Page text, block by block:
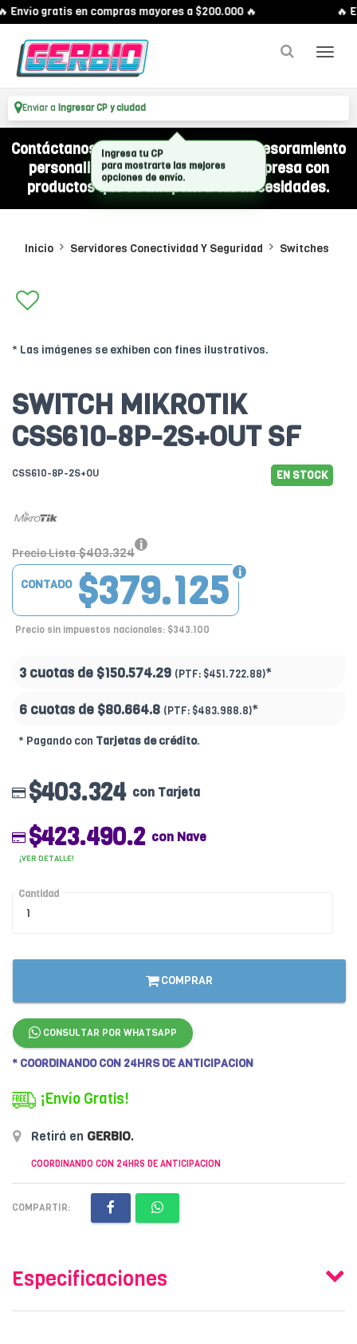
Envío gratis en compras mayores a $200.000 🔥 🔥
Enviar a Ingresar CP y ciudad
Contáctanos por WhatsApp y recibí asesoramiento
personalizado para equipar a tu empresa con
productos que se adapten a tus necesidades.
Inicio Servidores Conectividad Y Seguridad Switches
* Las imágenes se exhiben con fines ilustrativos.
SWITCH MIKROTIK
CSS610-8P-2S+OUT SF
CSS610-8P-2S+OU EN STOCK
Precio Lista $403.324
$379.125
CONTADO
Precio sin impuestos nacionales: $343.100
3 cuotas de $150.574.29 (PTF: $451.722.88)*
6 cuotas de $80.664.8 (PTF: $483.988.8)*
* Pagando con Tarjetas de crédito.
$403.324 con Tarjeta
$423.490.2 con Nave
¡VER DETALLE!
Cantidad
COMPRAR
CONSULTAR POR WHATSAPP
* COORDINANDO CON 24HRS DE ANTICIPACION
¡Envío Gratis!
Retirá en GERBIO.
COORDINANDO CON 24HRS DE ANTICIPACION
COMPARTIR:
Especificaciones